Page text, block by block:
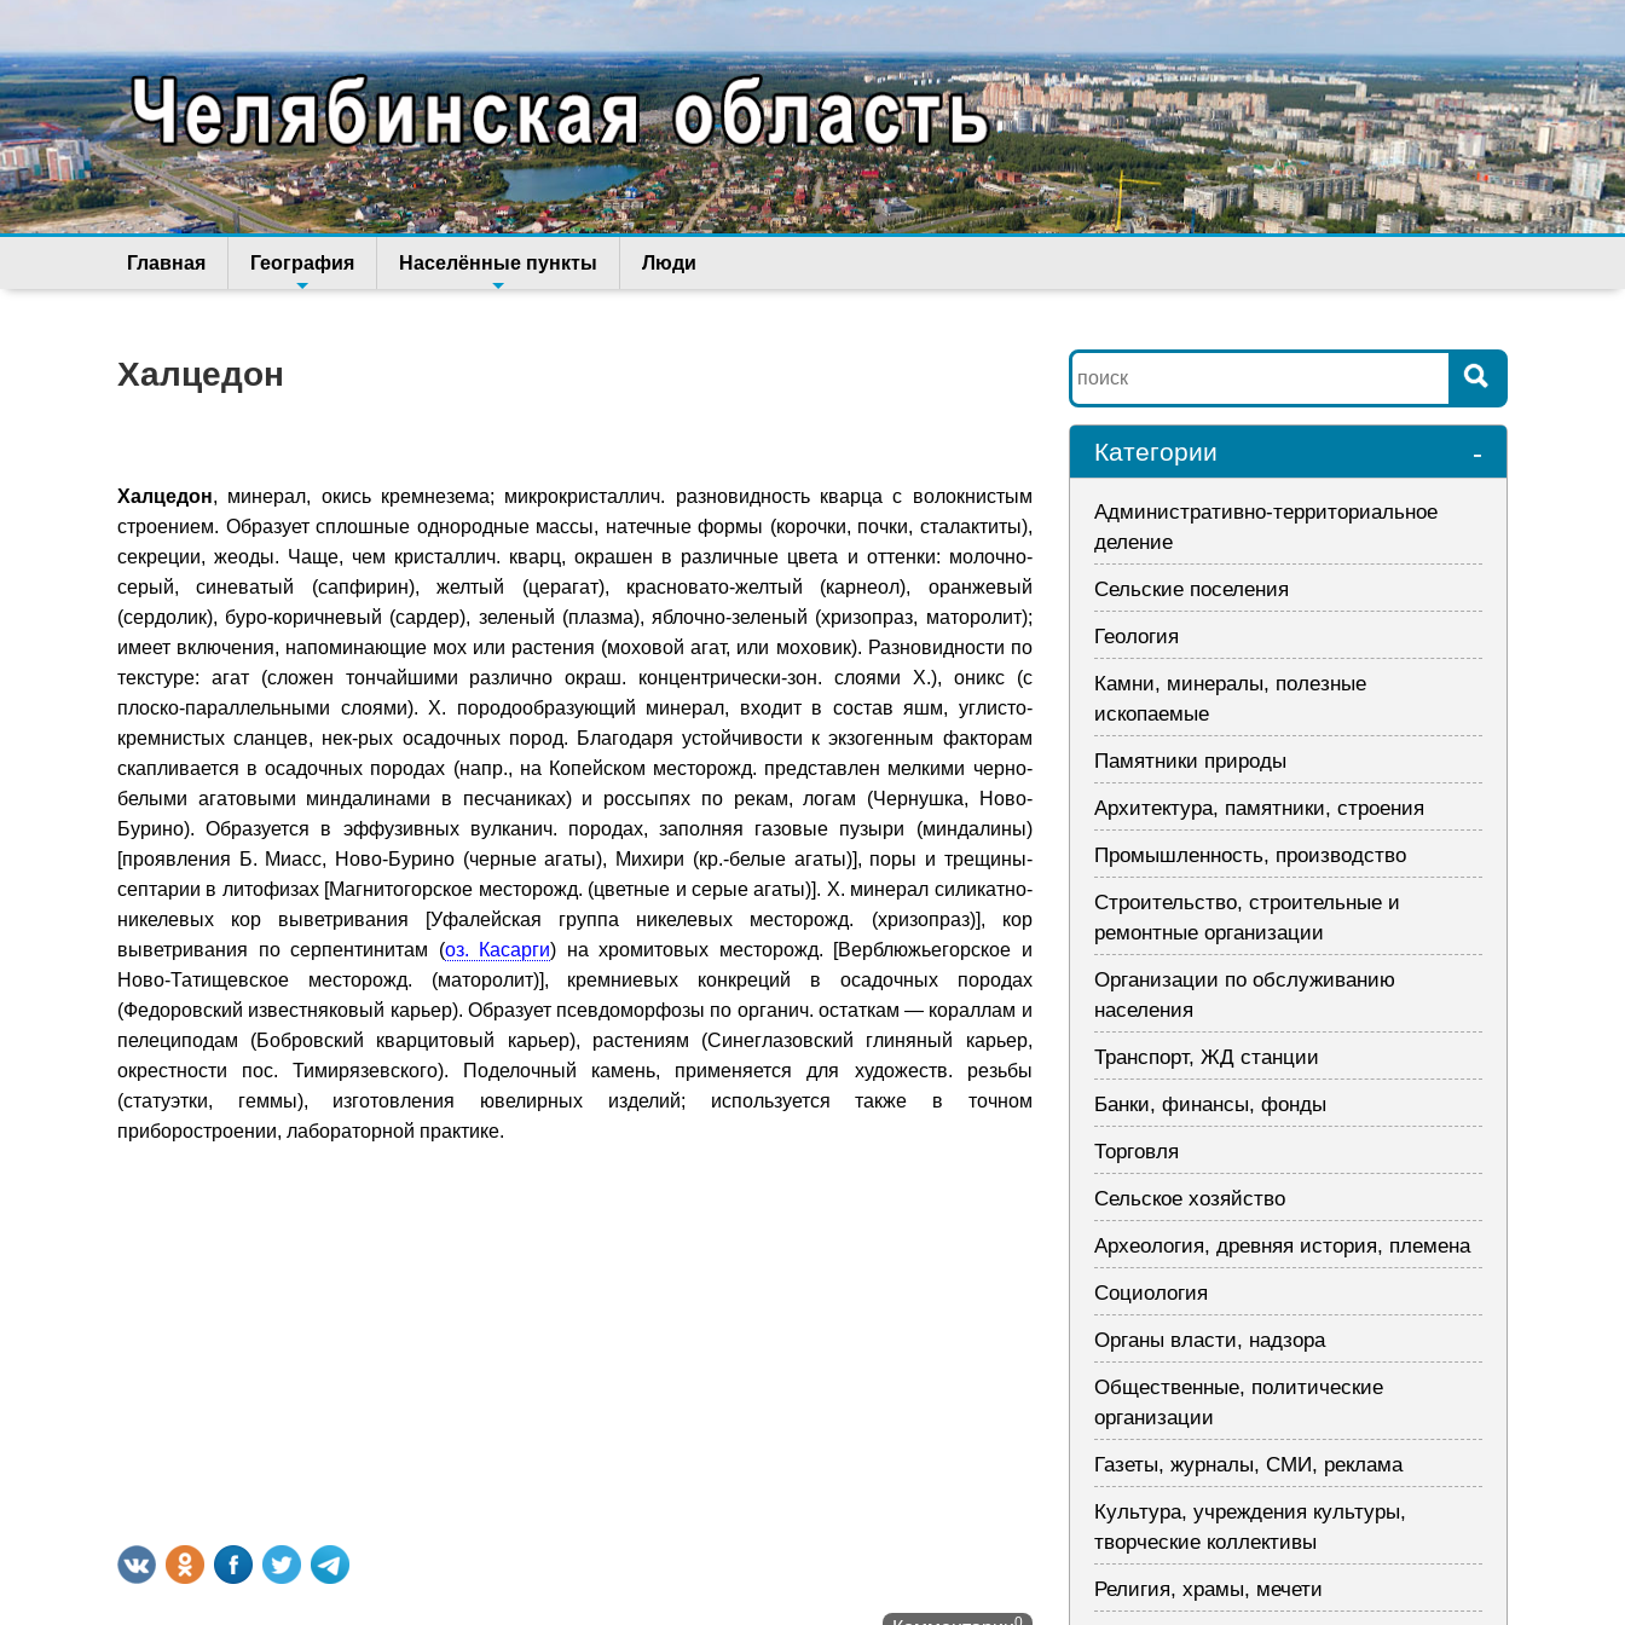
Главная География Населённые пункты Люди
Халцедон
Халцедон, минерал, окись кремнезема; микрокристаллич. разновидность кварца с волокнистым
строением. Образует сплошные однородные массы, натечные формы (корочки, почки, сталактиты),
секреции, жеоды. Чаще, чем кристаллич. кварц, окрашен в различные цвета и оттенки: молочно-
серый, синеватый (сапфирин), желтый (церагат), красновато-желтый (карнеол), оранжевый
(сердолик), буро-коричневый (сардер), зеленый (плазма), яблочно-зеленый (хризопраз, маторолит);
имеет включения, напоминающие мох или растения (моховой агат, или моховик). Разновидности по
текстуре: агат (сложен тончайшими различно окраш. концентрически-зон. слоями Х.), оникс (с
плоско-параллельными слоями). Х. породообразующий минерал, входит в состав яшм, углисто-
кремнистых сланцев, нек-рых осадочных пород. Благодаря устойчивости к экзогенным факторам
скапливается в осадочных породах (напр., на Копейском месторожд. представлен мелкими черно-
белыми агатовыми миндалинами в песчаниках) и россыпях по рекам, логам (Чернушка, Ново-
Бурино). Образуется в эффузивных вулканич. породах, заполняя газовые пузыри (миндалины)
[проявления Б. Миасс, Ново-Бурино (черные агаты), Михири (кр.-белые агаты)], поры и трещины-
септарии в литофизах [Магнитогорское месторожд. (цветные и серые агаты)]. Х. минерал силикатно-
никелевых кор выветривания [Уфалейская группа никелевых месторожд. (хризопраз)], кор
выветривания по серпентинитам (оз. Касарги) на хромитовых месторожд. [Верблюжьегорское и
Ново-Татищевское месторожд. (маторолит)], кремниевых конкреций в осадочных породах
(Федоровский известняковый карьер). Образует псевдоморфозы по органич. остаткам — кораллам и
пелециподам (Бобровский кварцитовый карьер), растениям (Синеглазовский глиняный карьер,
окрестности пос. Тимирязевского). Поделочный камень, применяется для художеств. резьбы
(статуэтки, геммы), изготовления ювелирных изделий; используется также в точном
приборостроении, лабораторной практике.
Категории -
Административно-территориальное
деление
Сельские поселения
Геология
Камни, минералы, полезные
ископаемые
Памятники природы
Архитектура, памятники, строения
Промышленность, производство
Строительство, строительные и
ремонтные организации
Организации по обслуживанию
населения
Транспорт, ЖД станции
Банки, финансы, фонды
Торговля
Сельское хозяйство
Археология, древняя история, племена
Социология
Органы власти, надзора
Общественные, политические
организации
Газеты, журналы, СМИ, реклама
Культура, учреждения культуры,
творческие коллективы
Религия, храмы, мечети